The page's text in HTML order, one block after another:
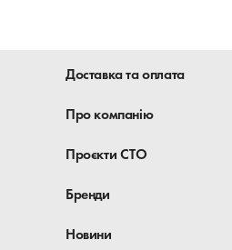
фарбувальну камеру по-
автомобілів до
проводити тут:
фарбування частин
Доставка та оплата
Про компанію
Проєкти СТО
Бренди
Новини